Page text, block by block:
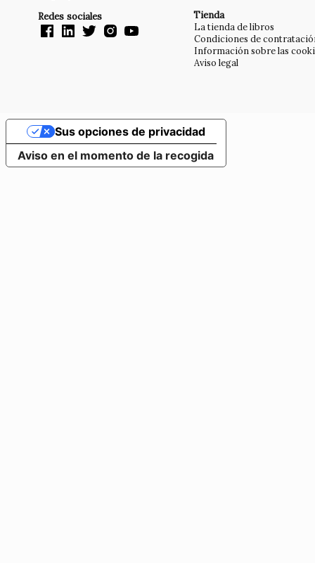
Redes sociales Tienda
La tienda de libros
Condiciones de
Información sobre las
Aviso legal
Aviso en el momento de la recogida
Sus opciones de privacidad